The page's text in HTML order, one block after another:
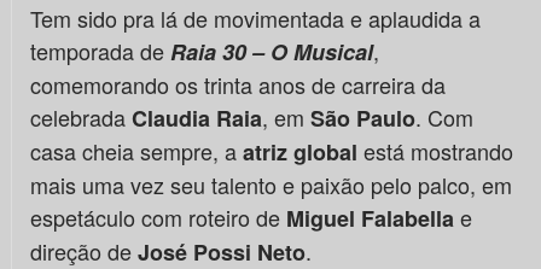
Tem sido pra lá de movimentada e aplaudida a
temporada deRaia 30 – O Musical,
comemorando os trinta anos de carreira da
celebradaClaudia Raia, em São Paulo. Com
casa cheia sempre, aatriz global está mostrando
mais uma vez seu talento e paixão pelo palco, em
espetáculo com roteiro de Miguel Falabellae
direção deJosé Possi Neto.